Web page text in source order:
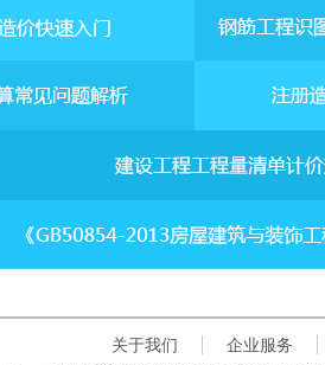
关于我们 企业服务